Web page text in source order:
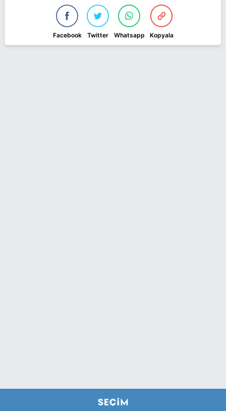
Facebook Twitter Whatsapp Kopyala